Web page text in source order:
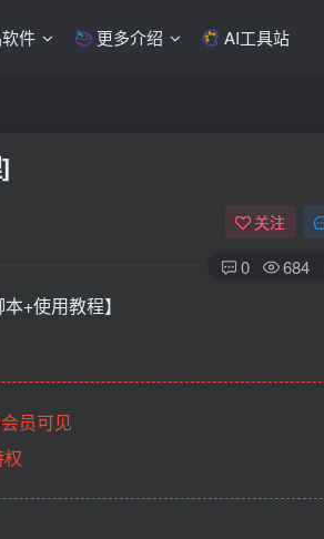
件 更多介绍 AI工具站
关注
0 684
+使用教程】
员可见